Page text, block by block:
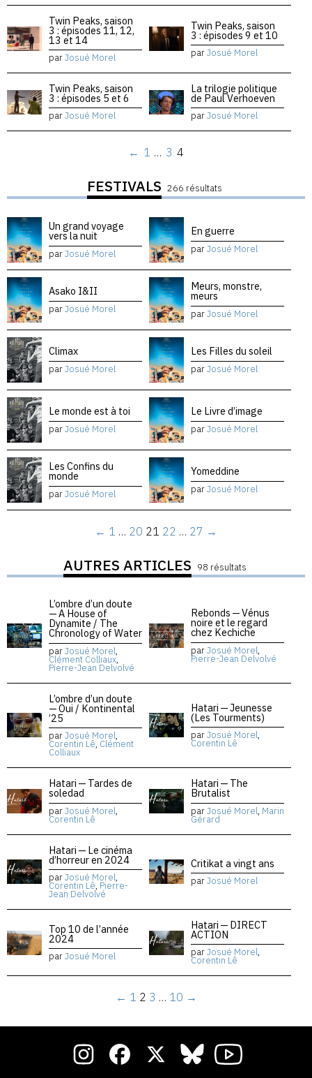
Twin Peaks, saison
3 : épisodes 11, 12,
13 et 14
parJosué Morel
Twin Peaks, saison
3 : épisodes 9 et 10
parJosué Morel
Twin Peaks, saison
3 : épisodes 5 et 6
parJosué Morel
La trilogie politique
de Paul Verhoeven
parJosué Morel
← 1 … 3 4
FESTIVALS 266 résultats
Un grand voyage
vers la nuit
parJosué Morel
En guerre
parJosué Morel
Asako I&II
parJosué Morel
Meurs, monstre,
meurs
parJosué Morel
Climax
parJosué Morel
Les Filles du soleil
parJosué Morel
Le monde est à toi
parJosué Morel
Le Livre d’image
parJosué Morel
Les Confins du
monde
parJosué Morel
Yomeddine
parJosué Morel
← 1 … 20 21 22 … 27 →
AUTRES ARTICLES 98 résultats
L’ombre d’un doute
— A House of
Dynamite / The
Chronology of Water
parJosué Morel,
Clément Colliaux,
Pierre-Jean Delvolvé
Rebonds — Vénus
noire et le regard
chez Kechiche
parJosué Morel,
Pierre-Jean Delvolvé
L’ombre d’un doute
— Oui / Kontinental
’25
parJosué Morel,
Corentin Lê, Clément
Colliaux
Hatari — Jeunesse
(Les Tourments)
parJosué Morel,
Corentin Lê
Hatari — Tardes de
soledad
parJosué Morel,
Corentin Lê
Hatari — The
Brutalist
parJosué Morel, Marin
Gérard
Hatari — Le cinéma
d’horreur en 2024
parJosué Morel,
Corentin Lê, Pierre-
Jean Delvolvé
Critikat a vingt ans
parJosué Morel
Top 10 de l’année
2024
parJosué Morel
Hatari — DIRECT
ACTION
parJosué Morel,
Corentin Lê
← 1 2 3 … 10 →